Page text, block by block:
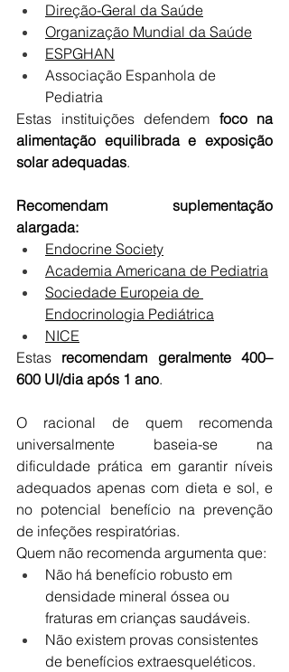
Direção-Geral da Saúde
Organização Mundial da Saúde
ESPGHAN
Associação Espanhola de
Pediatria
Estas instituições defendem foco na
alimentação equilibrada e exposição
solar adequadas.
Recomendam suplementação
alargada:
Endocrine Society
Academia Americana de Pediatria
Sociedade Europeia de
Endocrinologia Pediátrica
NICE
Estas recomendam geralmente 400–
600 UI/dia após 1 ano.
O racional de quem recomenda
universalmente baseia-se na
dificuldade prática em garantir níveis
adequados apenas com dieta e sol, e
no potencial benefício na prevenção
de infeções respiratórias.
Quem não recomenda argumenta que:
Não há benefício robusto em
densidade mineral óssea ou
fraturas em crianças saudáveis.
Não existem provas consistentes
de benefícios extraesqueléticos.